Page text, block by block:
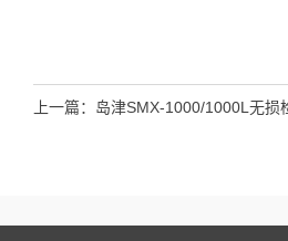
上一篇： 岛津SMX-1000/1000L无损